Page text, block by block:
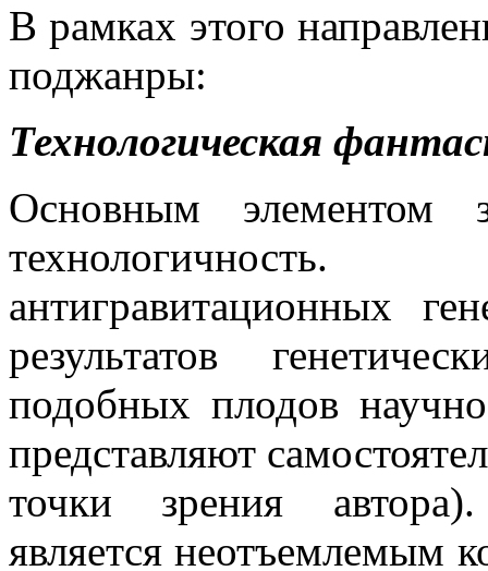
В рамках этого
поджанры:
Технологическая
Основным элементом
технологичность.
антигравитационных
результатов
подобных плодов
представляют
точки зрения
является неотъемлемым